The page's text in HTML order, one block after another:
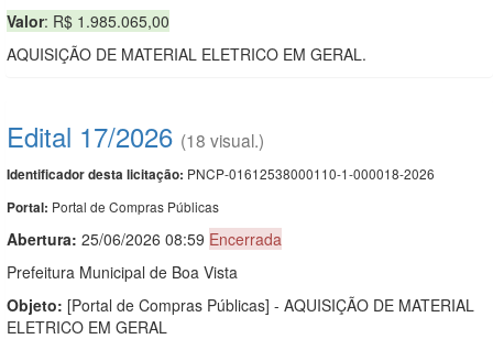
Valor: R$ 1.985.065,00
AQUISIÇÃO DE MATERIAL ELETRICO EM GERAL.
Edital 17/2026 (18 visual.)
Identificador desta licitação: PNCP-01612538000110-1-000018-2026
Portal: Portal de Compras Públicas
Abertura: 25/06/2026 08:59 Encerrada
Prefeitura Municipal de Boa Vista
Objeto: [Portal de Compras Públicas] - AQUISIÇÃO DE MATERIAL
ELETRICO EM GERAL